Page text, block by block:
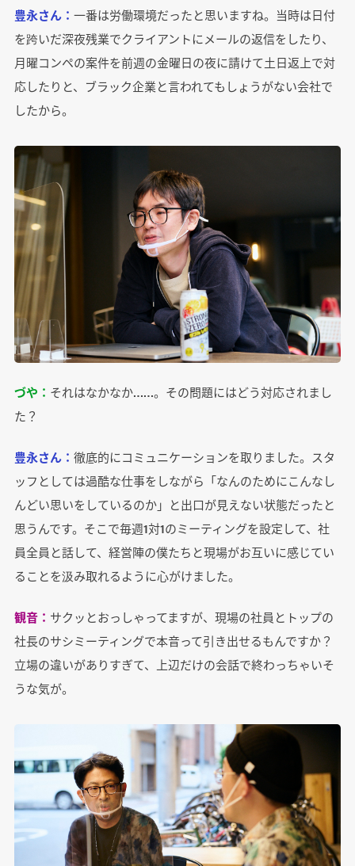
豊永さん： 一番は労働環境だったと思いますね。当時は日付
を跨いだ深夜残業でクライアントにメールの返信をしたり、
月曜コンペの案件を前週の金曜日の夜に請けて土日返上で対
応したりと、ブラック企業と言われてもしょうがない会社で
したから。
づや： それはなかなか……。その問題にはどう対応されまし
た？
豊永さん： 徹底的にコミュニケーションを取りました。スタ
ッフとしては過酷な仕事をしながら「なんのためにこんなし
んどい思いをしているのか」と出口が見えない状態だったと
思うんです。そこで毎週1対1のミーティングを設定して、社
員全員と話して、経営陣の僕たちと現場がお互いに感じてい
ることを汲み取れるように心がけました。
観音： サクッとおっしゃってますが、現場の社員とトップの
社長のサシミーティングで本音って引き出せるもんですか？
立場の違いがありすぎて、上辺だけの会話で終わっちゃいそ
うな気が。